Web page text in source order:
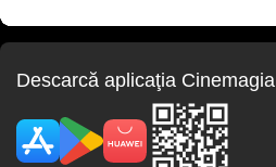
Descarcă aplicaţia Cinemagia